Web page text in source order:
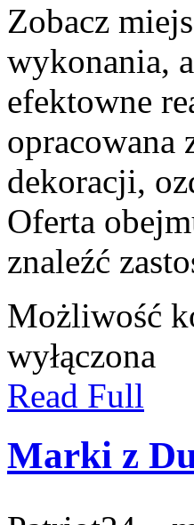
Zobacz
wykonania,
efektowne
opracowana
dekoracji,
Oferta
znaleźć
Możliwość
wyłączona
Read Full
Marki z